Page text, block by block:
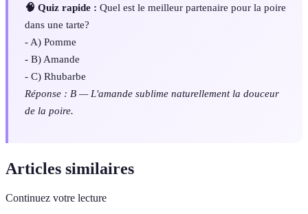
🧠 Quiz rapide : Quel est le meilleur partenaire pour la poire
dans une tarte?
- A) Pomme
- B) Amande
- C) Rhubarbe
Réponse : B — L'amande sublime naturellement la douceur
de la poire.
Articles similaires
Continuez votre lecture